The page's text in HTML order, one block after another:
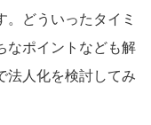
。どういったタイミ
なポイントなども解
法人化を検討してみ